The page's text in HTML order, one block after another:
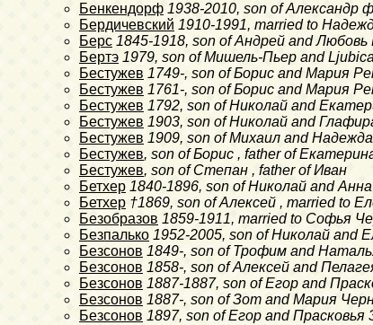
Бенкендорф 1938-2010, son of Александр
Бердичевский 1910-1991, married to
Берс 1845-1918, son of Андрей and Любовь
Бертэ 1979, son of Мишель-Пьер and
Бестужев 1749-, son of Борис and Мария
Бестужев 1761-, son of Борис and Мария
Бестужев 1792, son of Николай and
Бестужев 1903, son of Николай and
Бестужев 1909, son of Михаил and
Бестужев, son of Борис , father of
Бестужев, son of Степан , father of Иван
Бетхер 1840-1896, son of Николай and
Бетхер †1869, son of Алексей , married to
Безобразов 1859-1911, married to Софья
Безпалько 1952-2005, son of Николай and
Безсонов 1849-, son of Трофим and
Безсонов 1858-, son of Алексей and
Безсонов 1887-1887, son of Егор and
Безсонов 1887-, son of Зот and Мария
Безсонов 1897, son of Егор and Прасковья